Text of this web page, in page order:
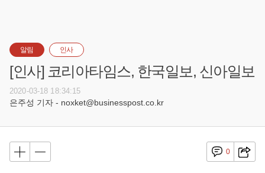
알림 인사
[인사] 코리아타임스, 한국일보, 신아일보
2020-03-18 18:34:15
은주성 기자 - noxket@businesspost.co.kr
0